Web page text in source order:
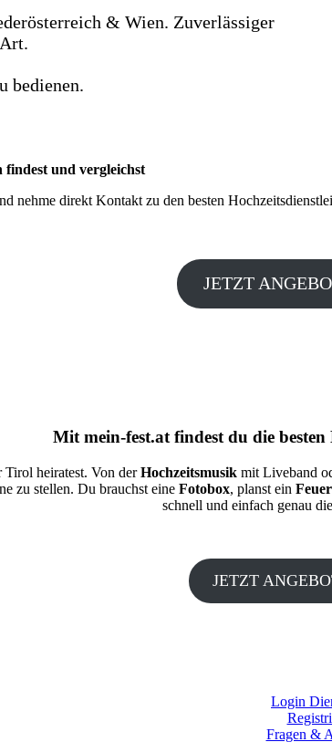
& Wien. Zuverlässiger
bedienen.
findest und vergleichst
nehme direkt Kontakt zu den besten
JETZT
Mitmein-fest.atfindest du die besten
heiratest. Von derHochzeitsmusikmit Liveband
zu stellen. Du brauchst eine Fotobox, planst ein
schnell und einfach genau
JETZT
Login
Fragen &